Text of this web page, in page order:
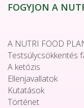
FOGYJON A
A NUTRI FOOD
Testsúlycsökkentés
A ketózis
Ellenjavallatok
Kutatások
Történet